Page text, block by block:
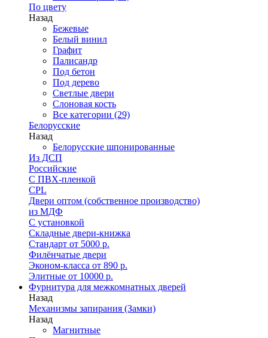
По цвету
Назад
Бежевые
Белый винил
Графит
Палисандр
Под бетон
Под дерево
Светлые двери
Слоновая кость
Все категории (29)
Белорусские
Назад
Белорусские шпонированные
Из ДСП
Российские
C ПВХ-пленкой
CPL
Двери оптом (собственное производство)
из МДФ
С установкой
Складные двери-книжка
Стандарт от 5000 р.
Филёнчатые двери
Эконом-класса от 890 р.
Элитные от 10000 р.
Фурнитура для межкомнатных дверей
Назад
Механизмы запирания (Замки)
Назад
Магнитные